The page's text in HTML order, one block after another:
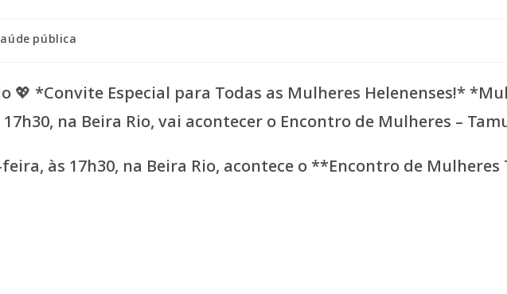
pública
às 17h30, na Beira Rio, acontece o **Encontro de Mulheres